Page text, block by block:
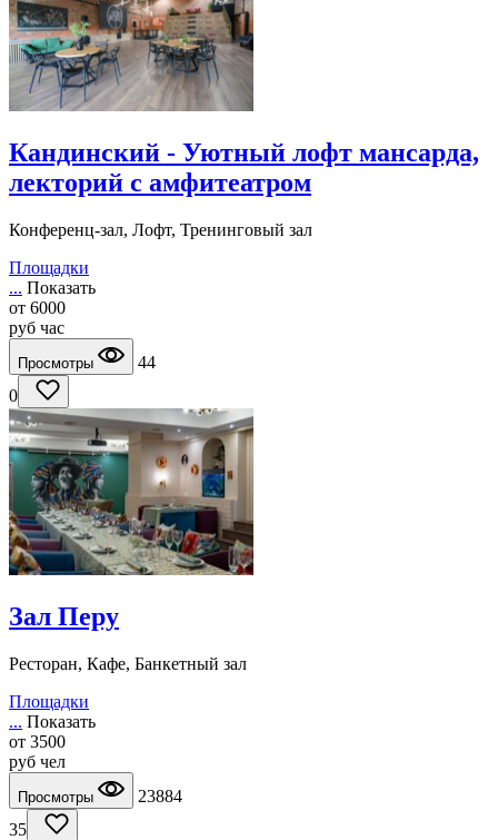
Кандинский - Уютный лофт мансарда,
лекторий с амфитеатром
Конференц-зал, Лофт, Тренинговый зал
Площадки
... Показать
от 6000
руб час
Просмотры
44
0
Зал Перу
Ресторан, Кафе, Банкетный зал
Площадки
... Показать
от 3500
руб чел
Просмотры
23884
35